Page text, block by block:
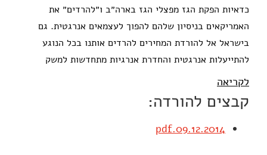
כדאיות הפקת הגז מפצלי הגז בארה״ב ו״להרדים״ את
האמריקאים בניסיון שלהם להפוך לעצמאים אנרגטית. גם
בישראל אל להורדת המחירים להרדים אותנו בכל הנוגע
להתייעלות אנרגטית והחדרת אנרגיות מתחדשות למשק
לקריאה
קבצים להורדה:
09.12.2014.pdf